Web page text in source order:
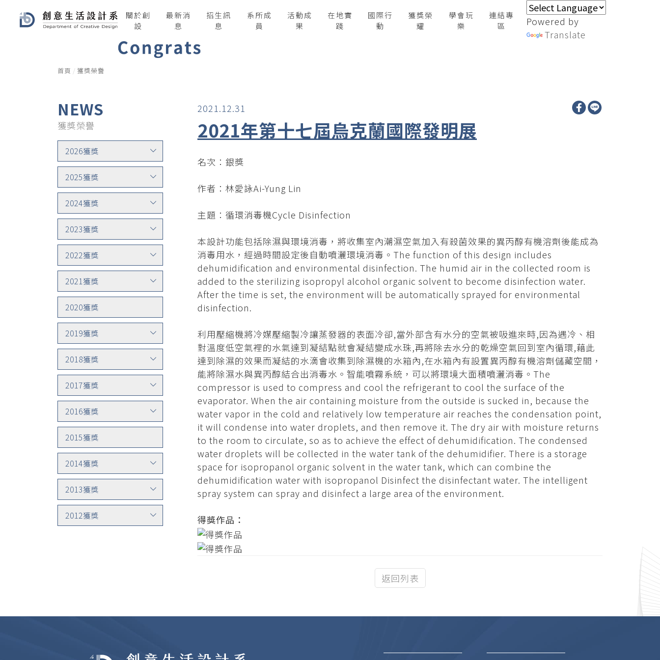
關於創
設
最新消
息
招生訊
息
系所成
員
活動成
果
在地實
踐
國際行
動
獲獎榮
耀
學會玩
樂
連結專
區
Powered by
Translate
首頁 獲獎榮譽
NEWS
獲獎榮譽
2026獲獎
2025獲獎
2024獲獎
2023獲獎
2022獲獎
2021獲獎
2020獲獎
2019獲獎
2018獲獎
2017獲獎
2016獲獎
2015獲獎
2014獲獎
2013獲獎
2012獲獎
2021.12.31
2021年第十七屆烏克蘭國際發明展
名次：銀獎
作者：林愛詠Ai-Yung Lin
主題：循環消毒機Cycle Disinfection
本設計功能包括除濕與環境消毒，將收集室內潮濕空氣加入有殺菌效果的異丙醇有機溶劑後能成為
消毒用水，經過時間設定後自動噴灑環境消毒。The function of this design includes
dehumidification and environmental disinfection. The humid air in the collected room is
added to the sterilizing isopropyl alcohol organic solvent to become disinfection water.
After the time is set, the environment will be automatically sprayed for environmental
disinfection.
利用壓縮機將冷媒壓縮製冷讓蒸發器的表面冷卻,當外部含有水分的空氣被吸進來時,因為遇冷、相
對溫度低空氣裡的水氣達到凝結點就會凝結變成水珠,再將除去水分的乾燥空氣回到室內循環,藉此
達到除濕的效果而凝結的水滴會收集到除濕機的水箱內,在水箱內有設置異丙醇有機溶劑儲藏空間，
能將除濕水與異丙醇結合出消毒水。智能噴霧系統，可以將環境大面積噴灑消毒。The
compressor is used to compress and cool the refrigerant to cool the surface of the
evaporator. When the air containing moisture from the outside is sucked in, because the
water vapor in the cold and relatively low temperature air reaches the condensation point,
it will condense into water droplets, and then remove it. The dry air with moisture returns
to the room to circulate, so as to achieve the effect of dehumidification. The condensed
water droplets will be collected in the water tank of the dehumidifier. There is a storage
space for isopropanol organic solvent in the water tank, which can combine the
dehumidification water with isopropanol Disinfect the disinfectant water. The intelligent
spray system can spray and disinfect a large area of the environment.
得獎作品：
返回列表